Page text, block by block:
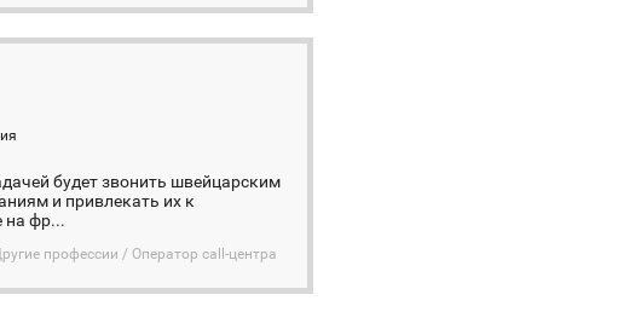
будет звонить швейцарским
и привлекать их к
на фр...
профессии / Оператор call-центра